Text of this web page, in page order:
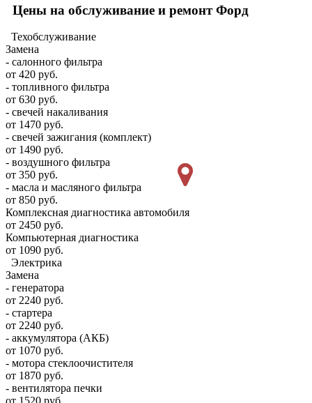
Цены на обслуживание и ремонт Форд
Техобслуживание
Замена
- салонного фильтра
от 420 руб.
- топливного фильтра
от 630 руб.
- свечей накаливания
от 1470 руб.
- свечей зажигания (комплект)
от 1490 руб.
- воздушного фильтра
от 350 руб.
- масла и масляного фильтра
от 850 руб.
Комплексная диагностика автомобиля
от 2450 руб.
Компьютерная диагностика
от 1090 руб.
Электрика
Замена
- генератора
от 2240 руб.
- стартера
от 2240 руб.
- аккумулятора (АКБ)
от 1070 руб.
- мотора стеклоочистителя
от 1870 руб.
- вентилятора печки